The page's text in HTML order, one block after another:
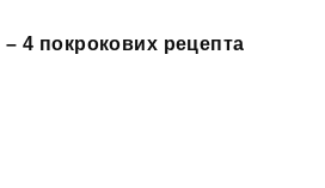
4 покрокових рецепта